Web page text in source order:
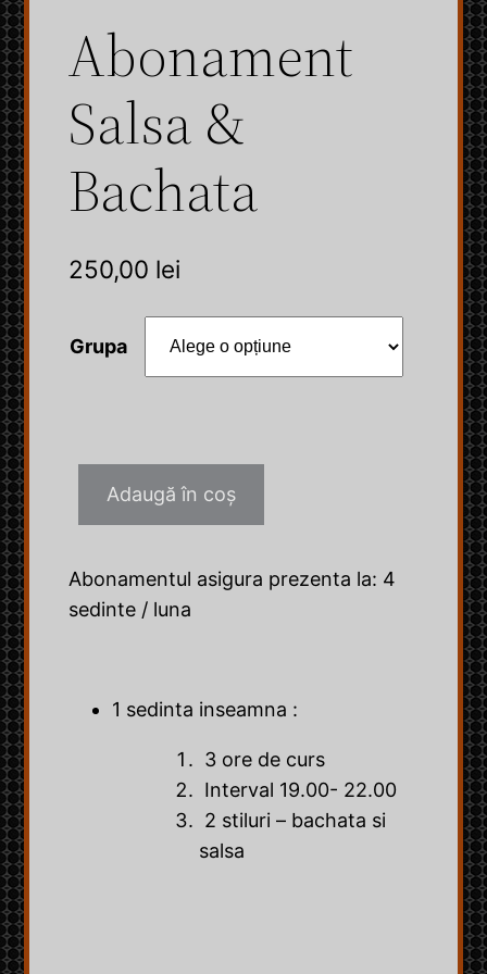
Abonament
Salsa &
Bachata
250,00 lei
Grupa
Cantitate
Salsa
Adaugă în coș
Abonamentul asigura prezenta la: 4
sedinte / luna
1 sedinta inseamna :
3 ore de curs
Interval 19.00- 22.00
2 stiluri – bachata si
salsa